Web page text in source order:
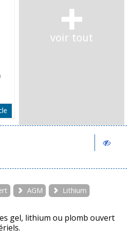
+
voir tout
AGM Lithium
gel, lithium ou plomb ouvert